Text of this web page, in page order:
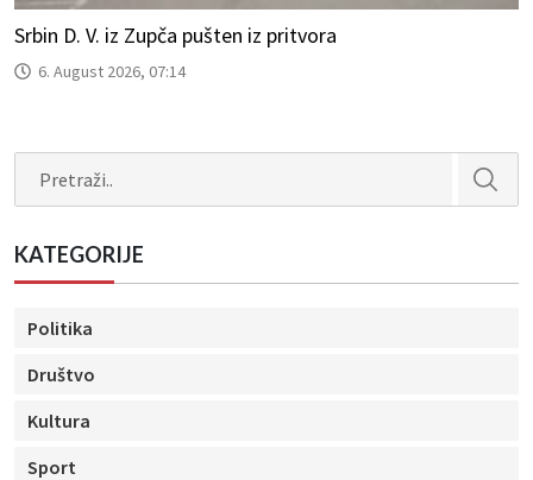
Srbin D. V. iz Zupča pušten iz pritvora
6. August 2026, 07:14
KATEGORIJE
Politika
Društvo
Kultura
Sport